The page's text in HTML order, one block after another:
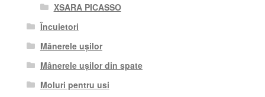
XSARA PICASSO
Încuietori
Mânerele ușilor
Mânerele ușilor din spate
Moluri pentru usi